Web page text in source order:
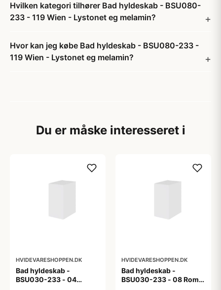
Hvilken kategori tilhører Bad hyldeskab - BSU080-
233 - 119 Wien - Lystonet eg melamin?
Hvor kan jeg købe Bad hyldeskab - BSU080-233 -
119 Wien - Lystonet eg melamin?
Du er måske interesseret i
HVIDEVARESHOPPEN.DK
Bad hyldeskab -
BSU030-233 - 04
HVIDEVARESHOPPEN.DK
Bad hyldeskab -
BSU030-233 - 08 Roma